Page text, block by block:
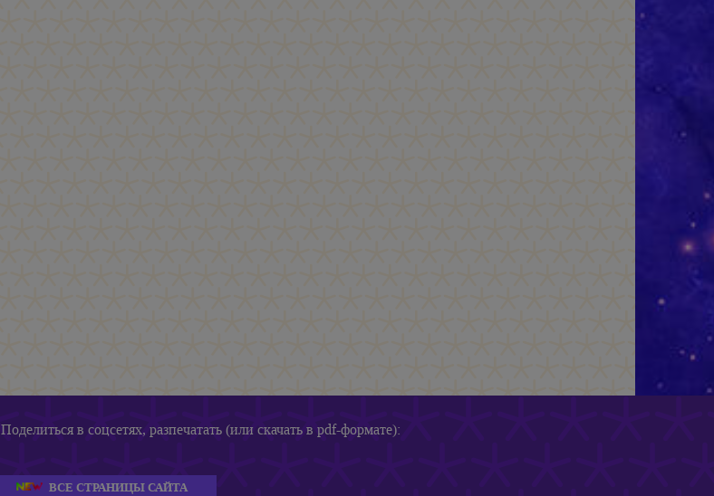
Поделиться в соцсетях, разпечатать (или скачать в pdf-формате):
ВСЕ СТРАНИЦЫ САЙТА